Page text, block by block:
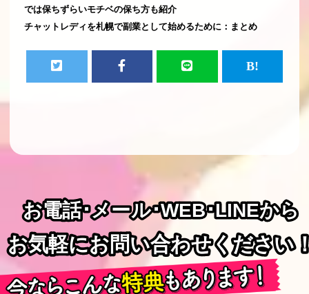
では保ちずらいモチベの保ち方も紹介
チャットレディを札幌で副業として始めるために：まとめ
お電話･メール･WEB･LINEから
お電話･メール･WEB･LINEから
お気軽にお問い合わせください
お気軽にお問い合わせください